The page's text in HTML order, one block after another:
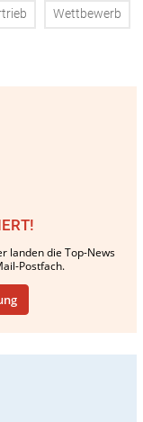
Wettbewerb
landen die Top-News
Postfach.